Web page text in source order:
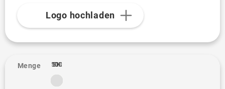
Logo hochladen
Menge 1
500
1K
5K
10K